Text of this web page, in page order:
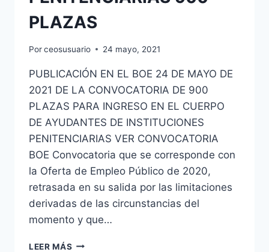
PLAZAS
Porceosusuario 24 mayo, 2021
PUBLICACIÓN EN EL BOE 24 DE MAYO DE
2021 DE LA CONVOCATORIA DE 900
PLAZAS PARA INGRESO EN EL CUERPO
DE AYUDANTES DE INSTITUCIONES
PENITENCIARIAS VER CONVOCATORIA
BOE Convocatoria que se corresponde con
la Oferta de Empleo Público de 2020,
retrasada en su salida por las limitaciones
derivadas de las circunstancias del
momento y que…
LEER MÁS CONVOCATORIA